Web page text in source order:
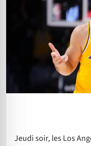
Jeudi soir, les Los